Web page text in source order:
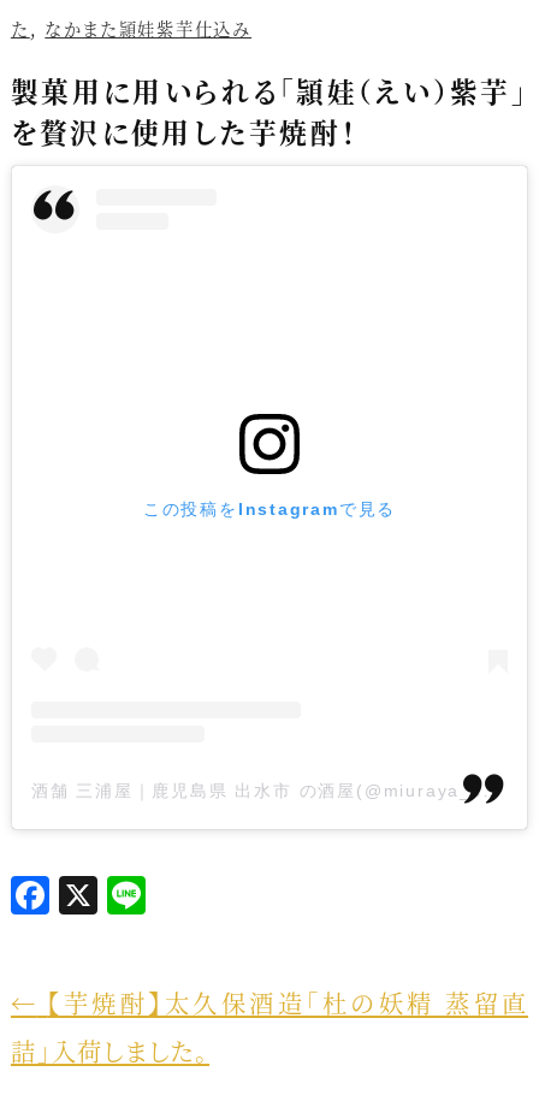
た , なかまた頴娃紫芋仕込み
製菓用に用いられる「頴娃（えい）紫芋」
を贅沢に使用した芋焼酎！
この投稿をInstagramで見る
酒舗 三浦屋｜鹿児島県 出水市 の酒屋(@miuraya_syotyu)がシェアした投稿
F
a
e
b
X L
e
← 【芋焼酎】太久保酒造「杜の妖精 蒸留直
詰」入荷しました。